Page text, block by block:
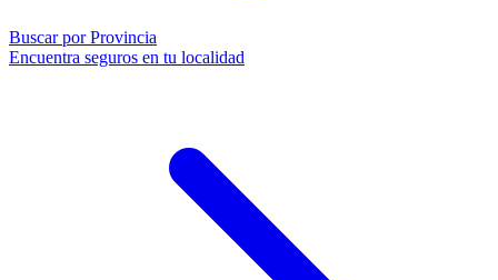
Buscar por Provincia
Encuentra seguros en tu localidad